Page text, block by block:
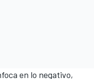
en lo negativo,